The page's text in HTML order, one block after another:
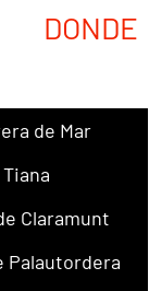
de Mar
Tiana
Claramunt
Palautordera